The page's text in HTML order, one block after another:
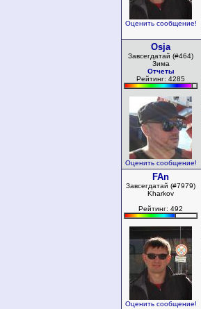
Оценить сообщение!
Osja
Завсегдатай (#464)
Зима
Отчеты
Рейтинг: 4285
Оценить сообщение!
FAn
Завсегдатай (#7979)
Kharkov
Рейтинг: 492
Оценить сообщение!